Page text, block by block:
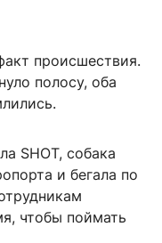
происшествия.
полосу, оба
SHOT, собака
и бегала по
чтобы поймать